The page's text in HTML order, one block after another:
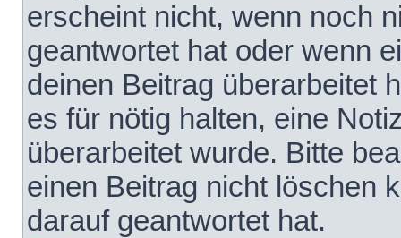
erscheint nicht, wenn noch
geantwortet hat oder wenn
deinen Beitrag überarbeitet
es für nötig halten, eine
überarbeitet wurde. Bitte
einen Beitrag nicht löschen
darauf geantwortet hat.